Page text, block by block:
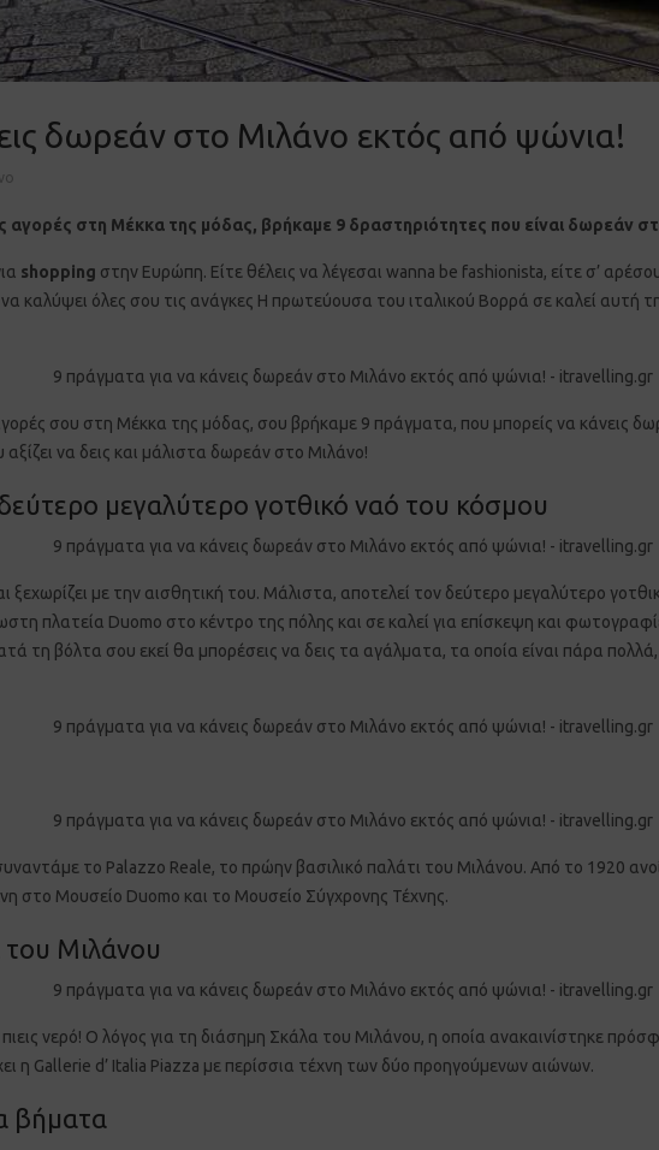
δωρεάν στο Μιλάνο εκτός από ψώνια!
αγορές στη Μέκκα της μόδας, βρήκαμε 9 δραστηριότητες που είναι δωρεάν
shopping στην Ευρώπη. Είτε θέλεις να λέγεσαι wanna be fashionista, είτε σ’
καλύψει όλες σου τις ανάγκες Η πρωτεύουσα του ιταλικού Βορρά σε καλεί αυτή
σου στη Μέκκα της μόδας, σου βρήκαμε 9 πράγματα, που μπορείς να κάνεις
να δεις και μάλιστα δωρεάν στο Μιλάνο!
μεγαλύτερο γοτθικό ναό του κόσμου
ξεχωρίζει με την αισθητική του. Μάλιστα, αποτελεί τον δεύτερο μεγαλύτερο
πλατεία Duomo στο κέντρο της πόλης και σε καλεί για επίσκεψη και
τη βόλτα σου εκεί θα μπορέσεις να δεις τα αγάλματα, τα οποία είναι πάρα
το Palazzo Reale, το πρώην βασιλικό παλάτι του Μιλάνου. Από το 1920
στο Μουσείο Duomo και το Μουσείο Σύγχρονης Τέχνης.
Μιλάνου
νερό! Ο λόγος για τη διάσημη Σκάλα του Μιλάνου, η οποία ανακαινίστηκε
η Gallerie d’ Italia Piazza με περίσσια τέχνη των δύο προηγούμενων αιώνων.
βήματα